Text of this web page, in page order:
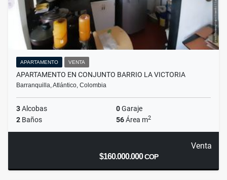
APARTAMENTO VENTA
APARTAMENTO EN CONJUNTO BARRIO LA VICTORIA
Barranquilla, Atlántico, Colombia
3Alcobas 0Garaje
2 Baños 56Área m2
Venta
$160.000.000COP